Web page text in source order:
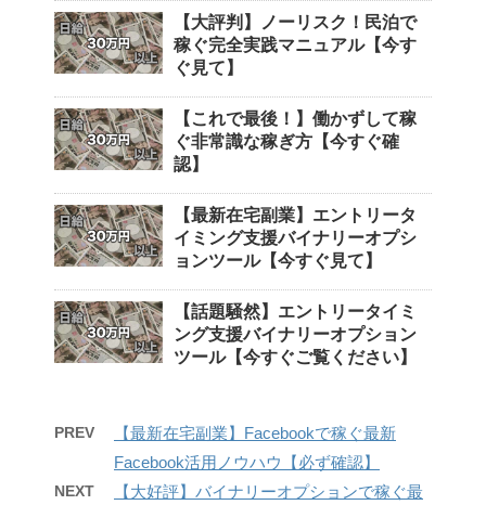
【大評判】ノーリスク！民泊で
稼ぐ完全実践マニュアル【今す
ぐ見て】
【これで最後！】働かずして稼
ぐ非常識な稼ぎ方【今すぐ確
認】
【最新在宅副業】エントリータ
イミング支援バイナリーオプシ
ョンツール【今すぐ見て】
【話題騒然】エントリータイミ
ング支援バイナリーオプション
ツール【今すぐご覧ください】
PREV
【最新在宅副業】Facebookで稼ぐ最新
Facebook活用ノウハウ【必ず確認】
NEXT
【大好評】バイナリーオプションで稼ぐ最